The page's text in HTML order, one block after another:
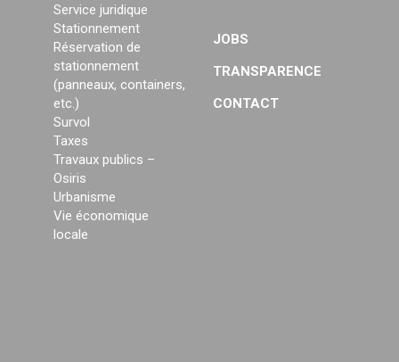
Service juridique
Stationnement
Réservation de
stationnement
(panneaux, containers,
etc.)
Survol
Taxes
Travaux publics –
Osiris
Urbanisme
Vie économique
locale
JOBS
TRANSPARENCE
CONTACT